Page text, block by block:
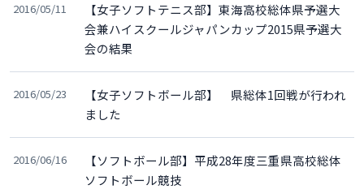
2016/05/11
【女子ソフトテニス部】東海高校総体県予選大
会兼ハイスクールジャパンカップ2015県予選大
会の結果
2016/05/23
【女子ソフトボール部】 県総体1回戦が行われ
ました
2016/06/16
【ソフトボール部】平成28年度三重県高校総体
ソフトボール競技